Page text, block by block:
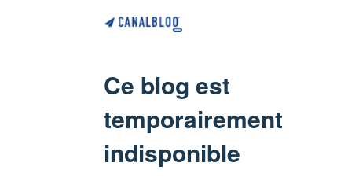
Ce blog est
temporairement
indisponible